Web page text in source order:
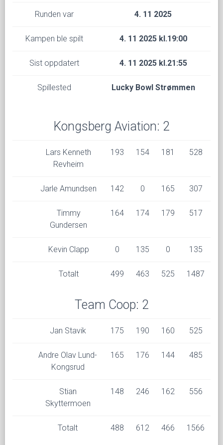
Runden var 4. 11 2025
Kampen ble spilt 4. 11 2025 kl.19:00
Sist oppdatert 4. 11 2025 kl.21:55
Spillested Lucky Bowl Strømmen
Kongsberg Aviation: 2
Lars Kenneth
Revheim
193 154 181 528
Jarle Amundsen 142 0 165 307
Timmy
Gundersen
164 174 179 517
Kevin Clapp 0 135 0 135
Totalt 499 463 525 1487
Team Coop: 2
Jan Stavik 175 190 160 525
Andre Olav Lund-
Kongsrud
165 176 144 485
Stian
Skyttermoen
148 246 162 556
Totalt 488 612 466 1566